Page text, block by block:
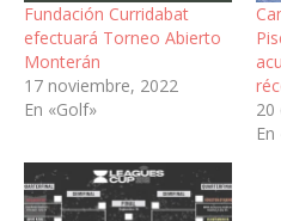
Fundación Curridabat
efectuará Torneo Abierto
Monterán
17 noviembre, 2022
En «Golf»
20